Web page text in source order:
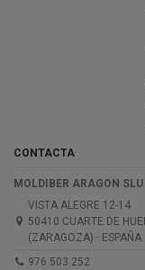
CONTACTA
MOLDIBER ARAGON SLU
VISTA ALEGRE 12-14
50410 CUARTE DE
(ZARAGOZA) · ESPAÑA
976 503 252